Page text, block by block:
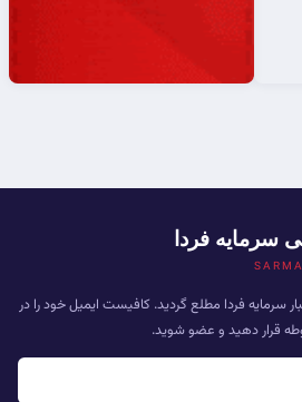
سرمایه فردا
سرمایه فردا مطلع گردید. کافیست ایمیل خود را در
قرار دهید و عضو شوید.